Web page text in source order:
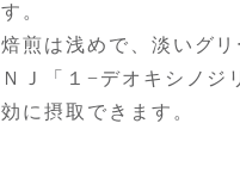
す。
焙煎は浅めで、淡いグ
ＮＪ「１−デオキシノジ
効に摂取できます。